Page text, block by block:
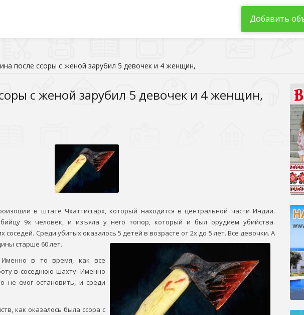
Добавить
после ссоры с женой зарубил 5 девочек и 4 женщин,
с женой зарубил 5 девочек и 4 женщин,
в штате Чхаттисгарх, который находится в центральной части Индии.
9х человек, и изъяла у него топор, который и был орудием убийства.
соседей. Среди убитых оказалось 5 детей в возрасте от 2х до 5 лет. Все девочки. А
старше 60 лет.
Именно в то время, как все
в соседнюю шахту. Именно
не смог остановить, и среди
как оказалось была ссора с